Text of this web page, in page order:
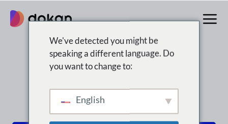
Inhalt
springen
Suchergebnisse für:
“wordpress”
We've detected you might be
speaking a different language. Do
you want to change to:
English